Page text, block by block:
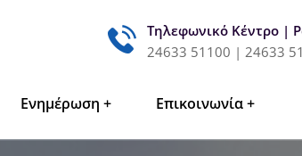
Τηλεφωνικό Κέντρο |
24633 51100 | 24633
Ενημέρωση Επικοινωνία